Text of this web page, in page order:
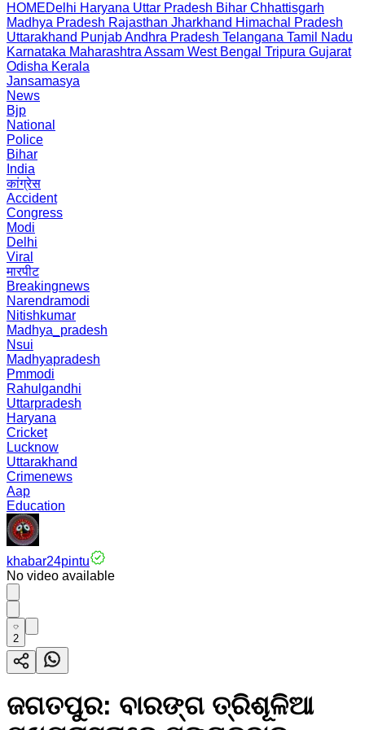
HOMEDelhi Haryana Uttar Pradesh Bihar Chhattisgarh
Madhya Pradesh Rajasthan Jharkhand Himachal Pradesh
Uttarakhand PunjabAndhra Pradesh Telangana Tamil Nadu
Karnataka Maharashtra Assam West Bengal Tripura Gujarat
Odisha Kerala
Jansamasya
News
Bjp
National
Police
Bihar
India
कांग्रेस
Accident
Congress
Modi
Delhi
Viral
मारपीट
Breakingnews
Narendramodi
Nitishkumar
Madhya_pradesh
Nsui
Madhyapradesh
Pmmodi
Rahulgandhi
Uttarpradesh
Haryana
Cricket
Lucknow
Uttarakhand
Crimenews
Aap
Education
khabar24pintu
No video available
2
ଜଗତପୁର: ବାରଙ୍ଗ ତ୍ରିଶୂଳିଆ